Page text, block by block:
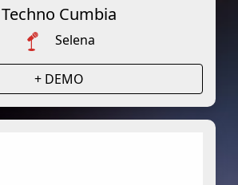
Techno Cumbia
Selena
+ DEMO